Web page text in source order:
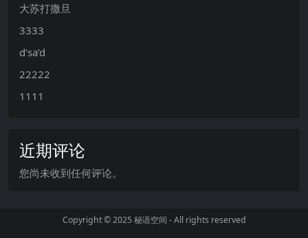
大苏打撒旦
3333
d’sa’d
22222
1111
近期评论
您尚未收到任何评论。
Copyright © 2025秘语空间 - All rights reserved